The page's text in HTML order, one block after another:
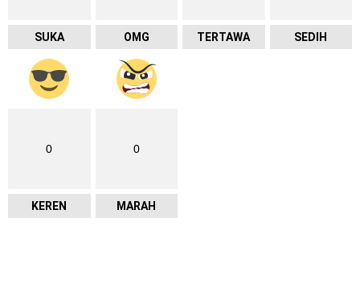
SUKA OMG TERTAWA SEDIH
0
KEREN
0
MARAH